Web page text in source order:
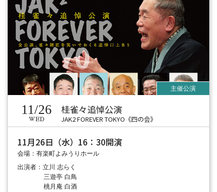
11/26
WED
桂雀々追悼公演
JAK2 FOREVER TOKYO《四の会》
11月26日（水）16：30開演
会場：有楽町よみうりホール
出演者：立川 志らく
三遊亭 白鳥
桃月庵 白酒